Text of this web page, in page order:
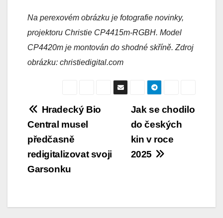
Na perexovém obrázku je fotografie novinky,
projektoru Christie CP4415m-RGBH. Model
CP4420m je montován do shodné skříně. Zdroj
obrázku: christiedigital.com
Navigace
pro
příspěvek
Jak se chodilo
do českých
kin v roce
2025
Hradecký Bio
Central musel
předčasně
redigitalizovat svoji
Garsonku